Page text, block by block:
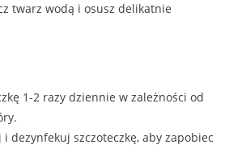
twarz wodą i osusz delikatnie
1-2 razy dziennie w zależności od
dezynfekuj szczoteczkę, aby zapobiec